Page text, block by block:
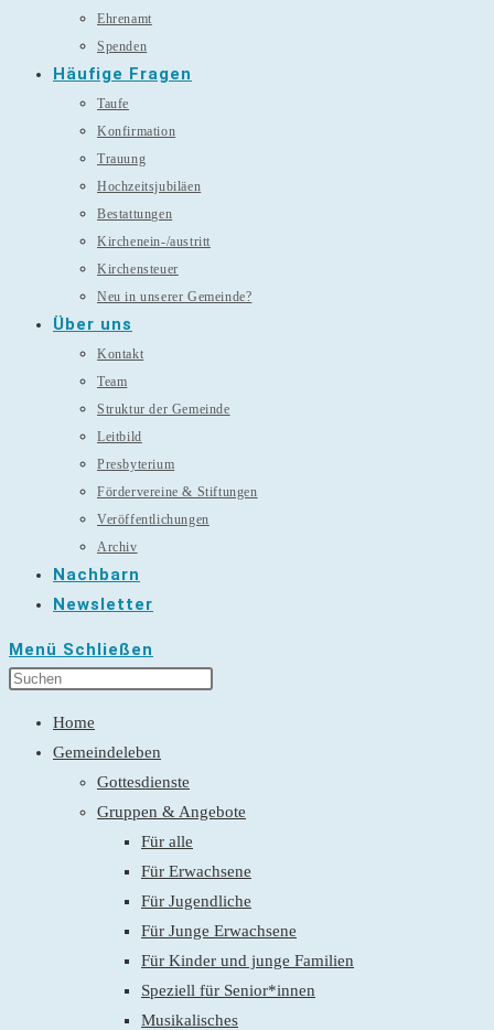
Ehrenamt
Spenden
Häufige Fragen
Taufe
Konfirmation
Trauung
Hochzeitsjubiläen
Bestattungen
Kirchenein-/austritt
Kirchensteuer
Neu in unserer Gemeinde?
Über uns
Kontakt
Team
Struktur der Gemeinde
Leitbild
Presbyterium
Fördervereine & Stiftungen
Veröffentlichungen
Archiv
Nachbarn
Newsletter
Menü Schließen
Home
Gemeindeleben
Gottesdienste
Gruppen & Angebote
Für alle
Für Erwachsene
Für Jugendliche
Für Junge Erwachsene
Für Kinder und junge Familien
Speziell für Senior*innen
Musikalisches